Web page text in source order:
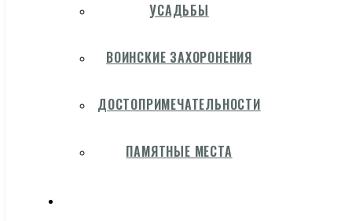
УСАДЬБЫ
ВОИНСКИЕ ЗАХОРОНЕНИЯ
ДОСТОПРИМЕЧАТЕЛЬНОСТИ
ПАМЯТНЫЕ МЕСТА